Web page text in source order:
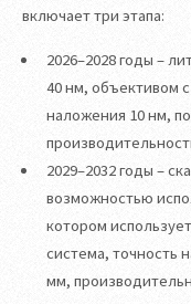
включает три этапа:
2026–2028 годы –
40 нм, объективом
наложения 10 нм,
2029–2032 годы –
возможностью
котором
система, точность
мм,